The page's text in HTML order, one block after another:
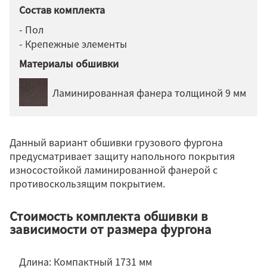
Состав комплекта
- Пол
- Крепежные элементы
Материалы обшивки
Ламинированная фанера толщиной 9 мм
Данный вариант обшивки грузового фургона
предусматривает защиту напольного покрытия
износостойкой ламинированной фанерой с
противоскользящим покрытием.
Стоимость комплекта обшивки в
зависимости от размера фургона
Компактный 1731 мм